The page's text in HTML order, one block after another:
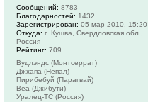
Сообщений: 8783
Благодарностей: 1432
Зарегистрирован: 05 мар 2010, 15:20
Откуда: г. Кушва, Свердловская обл.,
Россия
Рейтинг: 709
Вудлэндс (Монтсеррат)
Джхапа (Непал)
Пирибебуй (Парагвай)
Веа (Джибути)
Уралец-ТС (Россия)